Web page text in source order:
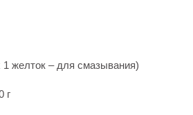
1 желток – для смазывания)
г